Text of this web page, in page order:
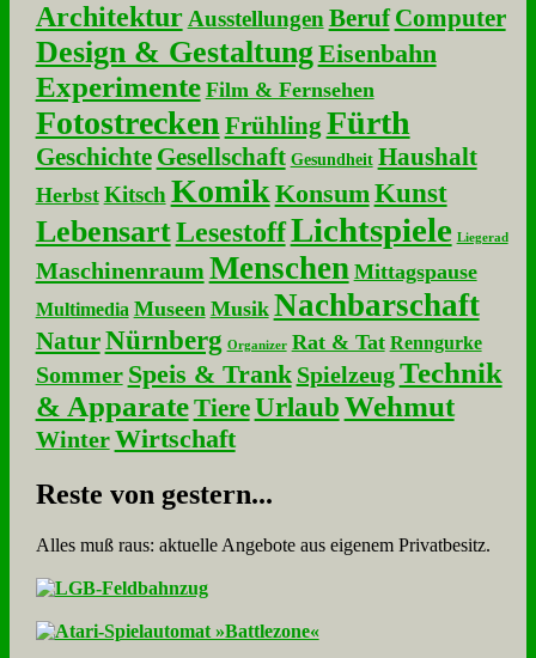
Architektur Ausstellungen Beruf Computer
Design & GestaltungEisenbahn
Experimente Film & Fernsehen
Fotostrecken Frühling Fürth
Geschichte Gesellschaft Gesundheit Haushalt
Herbst Kitsch Komik KonsumKunst
LebensartLesestoffLichtspiele Liegerad
Maschinenraum Menschen Mittagspause
Multimedia Museen Musik Nachbarschaft
NaturNürnberg Organizer Rat & Tat Renngurke
Sommer Speis & Trank Spielzeug Technik
& Apparate Tiere UrlaubWehmut
Winter Wirtschaft
Re­ste von ge­stern...
Alles muß raus: aktuelle An­ge­bo­te aus eigenem Privatbesitz.